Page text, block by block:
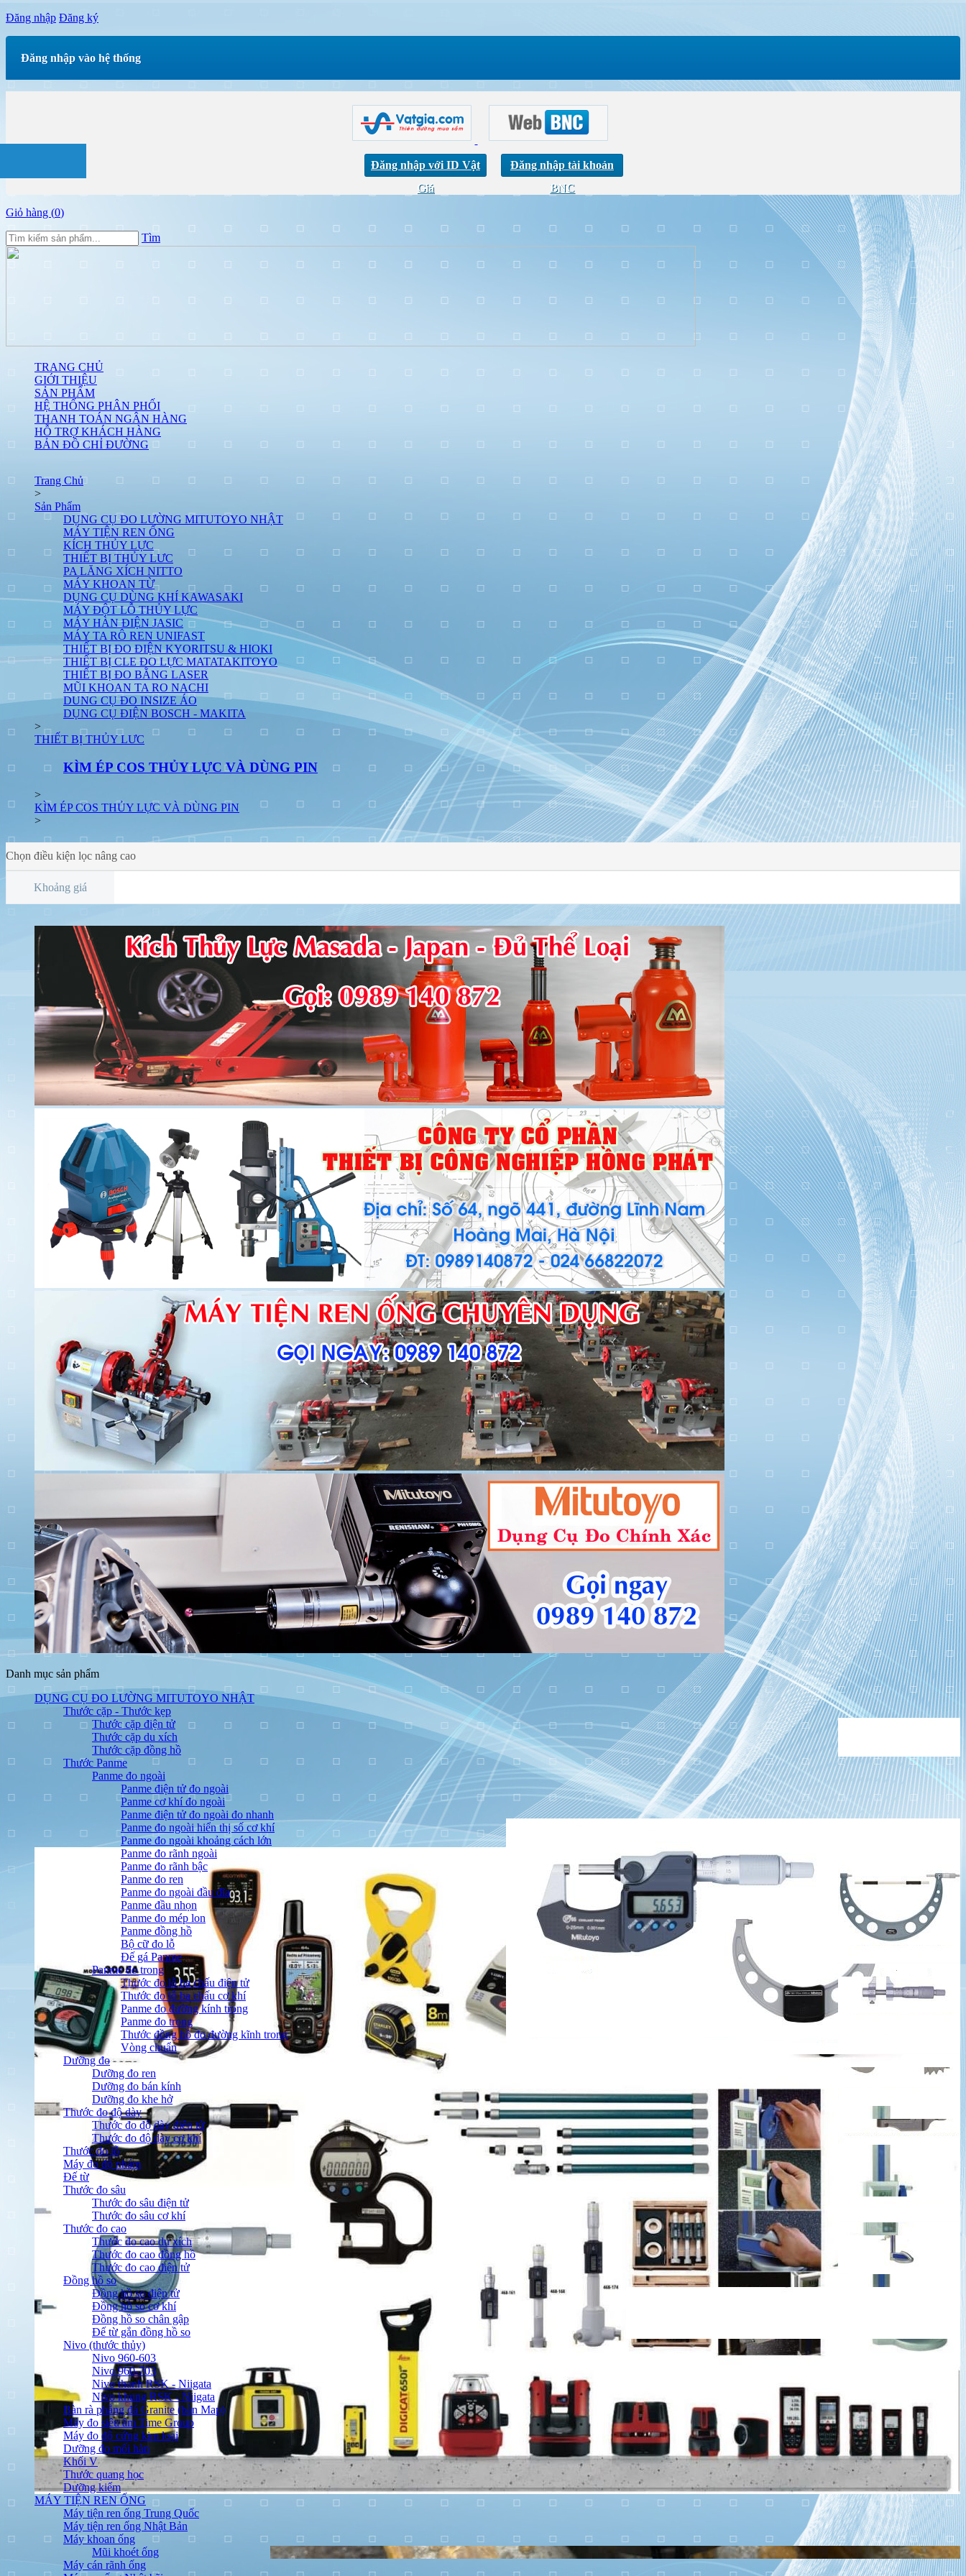
Đăng nhập Đăng ký
Đăng nhập vào hệ thống
Đăng nhập với ID Vật
Giá
Đăng nhập tài khoản
BNC
Giỏ hàng (0)
Tìm
TRANG CHỦ
GIỚI THIỆU
SẢN PHẨM
HỆ THỐNG PHÂN PHỐI
THANH TOÁN NGÂN HÀNG
HỖ TRỢ KHÁCH HÀNG
BẢN ĐỒ CHỈ ĐƯỜNG
Trang Chủ
>
Sản Phẩm
DỤNG CỤ ĐO LƯỜNG MITUTOYO NHẬT
MÁY TIỆN REN ỐNG
KÍCH THỦY LỰC
THIẾT BỊ THỦY LƯC
PA LĂNG XÍCH NITTO
MÁY KHOAN TỪ
DỤNG CỤ DÙNG KHÍ KAWASAKI
MÁY ĐỘT LỖ THỦY LỰC
MÁY HÀN ĐIỆN JASIC
MÁY TA RÔ REN UNIFAST
THIẾT BỊ ĐO ĐIỆN KYORITSU & HIOKI
THIẾT BỊ CLE ĐO LỰC MATATAKITOYO
THIẾT BỊ ĐO BẰNG LASER
MŨI KHOAN TA RO NACHI
DUNG CỤ ĐO INSIZE ÁO
DỤNG CỤ ĐIỆN BOSCH - MAKITA
>
THIẾT BỊ THỦY LƯC
KÌM ÉP COS THỦY LỰC VÀ DÙNG PIN
>
KÌM ÉP COS THỦY LỰC VÀ DÙNG PIN
>
Chọn điều kiện lọc nâng cao
Khoảng giá
Danh mục sản phẩm
DỤNG CỤ ĐO LƯỜNG MITUTOYO NHẬT
Thước cặp - Thước kẹp
Thước cặp điện tử
Thước cặp du xích
Thước cặp đồng hồ
Thước Panme
Panme đo ngoài
Panme điện tử đo ngoài
Panme cơ khí đo ngoài
Panme điện tử đo ngoài đo nhanh
Panme đo ngoài hiển thị số cơ khí
Panme đo ngoài khoảng cách lớn
Panme đo rãnh ngoài
Panme đo rãnh bậc
Panme đo ren
Panme đo ngoài đầu đĩa
Panme đầu nhọn
Panme đo mép lon
Panme đồng hồ
Bộ cữ đo lỗ
Đế gá Panme
Panme đo trong
Thước đo lỗ ba chấu điện tử
Thước đo lỗ ba chấu cơ khí
Panme đo đường kính trong
Panme đo trong
Thước đồng hồ đo đường kĩnh trong
Vòng chuẩn
Dưỡng đo
Dưỡng đo ren
Dưỡng đo bán kính
Dưỡng đo khe hở
Thước đo độ dày
Thước đo độ dày điện tử
Thước đo độ dày cơ khí
Thước đo lỗ
Máy đo độ nhám
Đế từ
Thước đo sâu
Thước đo sâu điện tử
Thước đo sâu cơ khí
Thước đo cao
Thước đo cao du xích
Thước đo cao đồng hồ
Thước đo cao điện tử
Đồng hồ so
Đồng hồ so điện tử
Đồng hồ so cơ khí
Đồng hồ so chân gập
Đế từ gắn đồng hồ so
Nivo (thước thủy)
Nivo 960-603
Nivo 960-703
Nivo thanh RSK - Niigata
Nivo khung RSK - Niigata
Bàn rà phẳng đá Granite (bàn Map)
Máy đo siêu âm Time Group
Máy đo độ cứng kim loại
Dưỡng đo mối hàn
Khối V
Thước quang học
Dưỡng kiểm
MÁY TIỆN REN ỐNG
Máy tiện ren ống Trung Quốc
Máy tiện ren ống Nhật Bản
Máy khoan ống
Mũi khoét ống
Máy cán rãnh ống